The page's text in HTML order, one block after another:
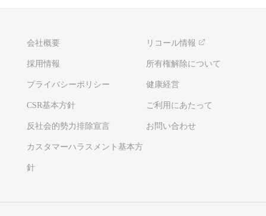
会社概要 リコール情報
採用情報 所有権解除について
プライバシーポリシー 健康経営
CSR基本方針 ご利用にあたって
反社会的勢力排除宣言 お問い合わせ
カスタマーハラスメント基本方
針